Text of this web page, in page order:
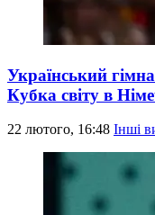
Український
Кубка світу в
22 лютого, 16:48 Інші